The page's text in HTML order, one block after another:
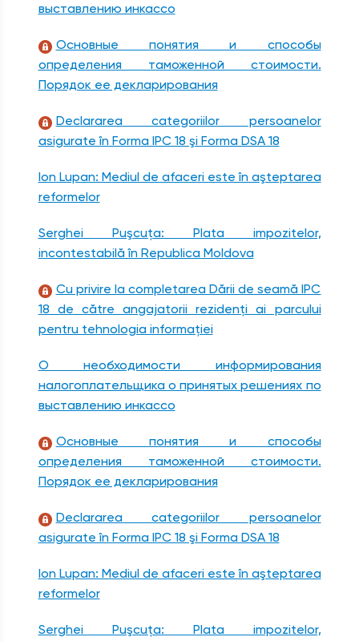
выставлению инкассо
Основные понятия и способы
определения таможенной стоимости.
Порядок ее декларирования
Declararea categoriilor persoanelor
asigurate în Forma IPC 18 şi Forma DSA 18
Ion Lupan: Mediul de afaceri este în aşteptarea
reformelor
Serghei Puşcuţa: Plata impozitelor,
incontestabilă în Republica Moldova
Cu privire la completarea Dării de seamă IPC
18 de către angajatorii rezidenţi ai parcului
pentru tehnologia informaţiei
О необходимости информирования
налогоплательщика о принятых решениях по
выставлению инкассо
Основные понятия и способы
определения таможенной стоимости.
Порядок ее декларирования
Declararea categoriilor persoanelor
asigurate în Forma IPC 18 şi Forma DSA 18
Ion Lupan: Mediul de afaceri este în aşteptarea
reformelor
Serghei Puşcuţa: Plata impozitelor,